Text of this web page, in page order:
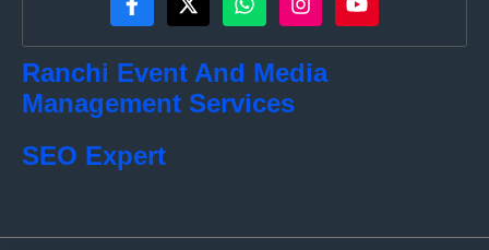
Ranchi Event And Media
Management Services
SEO Expert